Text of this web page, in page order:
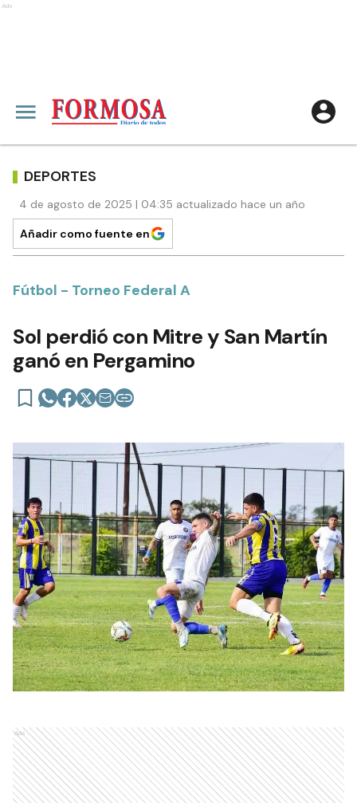
Ads
DEPORTES
4 de agosto de 2025 | 04:35 actualizado hace un año
Añadir como fuente en
Fútbol - Torneo Federal A
Sol perdió con Mitre y San Martín
ganó en Pergamino
Ads